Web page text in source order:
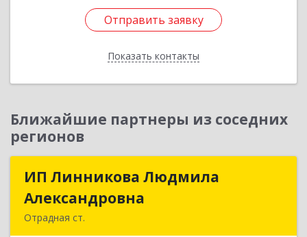
Отправить заявку
Показать контакты
Отправить заявку
Назад
Ближайшие партнеры из соседних
регионов
ИП Линникова Людмила
Александровна
Отрадная ст.
ИП Линникова Людмила